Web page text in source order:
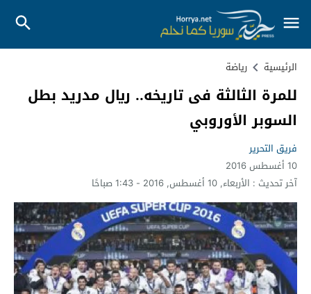
الرئيسية رياضة
للمرة الثالثة فى تاريخه.. ريال مدريد بطل
السوبر الأوروبي
فريق التحرير
10 أغسطس 2016
آخر تحديث : الأربعاء, 10 أغسطس, 2016 - 1:43 صباحًا